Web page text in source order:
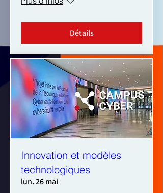
Détails
Innovation et modèles
technologiques
lun. 26 mai